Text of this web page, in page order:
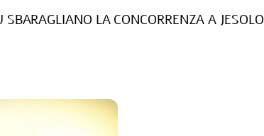
LA CONCORRENZA A JESOLO